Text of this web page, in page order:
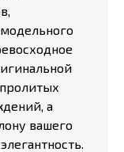
а
вашего